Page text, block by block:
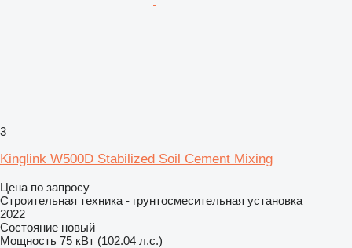
3
Kinglink W500D Stabilized Soil Cement Mixing
Цена по запросу
Строительная техника - грунтосмесительная установка
2022
Состояние новый
Мощность 75 кВт (102.04 л.с.)